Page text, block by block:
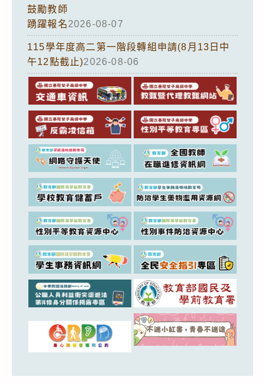
鼓勵教師
踴躍報名2026-08-07
115學年度高二第一階段轉組申請(8月13日中
午12點截止)2026-08-06